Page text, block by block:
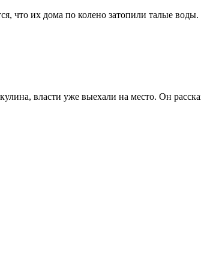
что их дома по колено затопили талые
власти уже выехали на место. Он